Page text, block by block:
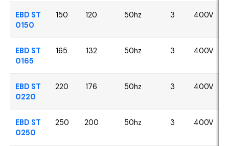
EBD ST
0150
150 120 50hz 3 400V
EBD ST
0165
165 132 50hz 3 400V
EBD ST
0220
220 176 50hz 3 400V
EBD ST
0250
250 200 50hz 3 400V